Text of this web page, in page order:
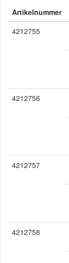
Artikelnummer
4212755
4212756
4212757
4212758